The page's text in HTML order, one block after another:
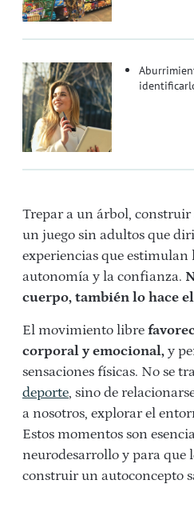
Trepara un árbol,
un juego sin adultos que
experiencias que estimulan
autonomía y la confianza.
cuerpo, también lo hace
El movimiento libre
corporal y emocional, y
sensaciones físicas. No se
deporte, sino de
a nosotros, explorar el
Estos momentos son
neurodesarrollo y para que
construir un autoconcepto